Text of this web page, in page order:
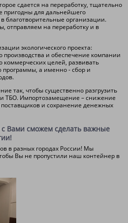
сдается на переработку, тщательно
пригодны для дальнейшего
благотворительные организации.
отправляем на переработку и в
экологического проекта:
и обеспечение компании
целей, развивать
программы, а именно - сбор и
так, чтобы существенно разгрузить
ТБО. Импортозамещение – снижение
и сохранение денежных
Вами сможем сделать важные
в разных городах России! Мы
Вы не пропустили наш контейнер в